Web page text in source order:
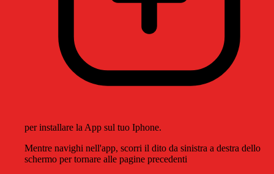
per installare la App sul tuo Iphone.
Mentre navighi nell'app, scorri il dito da sinistra a destra dello
schermo per tornare alle pagine precedenti